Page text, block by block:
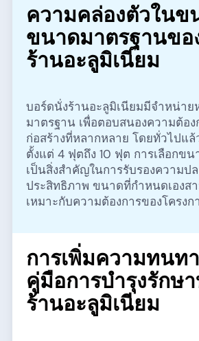
ความคล่องตัวในข
ขนาดมาตรฐานขอ
ร้านอะลูมิเนียม
บอร์ดนั่งร้านอะลูมิเนียมมีจำหน่า
มาตรฐาน เพื่อตอบสนองความต้อง
ก่อสร้างที่หลากหลาย โดยทั่วไปแ
ตั้งแต่ 4 ฟุตถึง 10 ฟุต การเลือกขน
เป็นสิ่งสำคัญในการรับรองความป
ประสิทธิภาพ ขนาดที่กำหนดเองสา
เหมาะกับความต้องการของโครงก
การเพิ่มความทนท
คู่มือการบำรุงรักษ
ร้านอะลูมิเนียม